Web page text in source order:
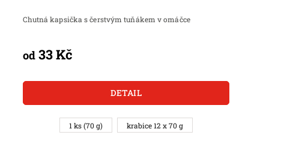
od33 Kč
DETAIL
Chutná kapsička s čerstvým tuňákem v omáčce
1 ks (70 g) krabice 12 x 70 g